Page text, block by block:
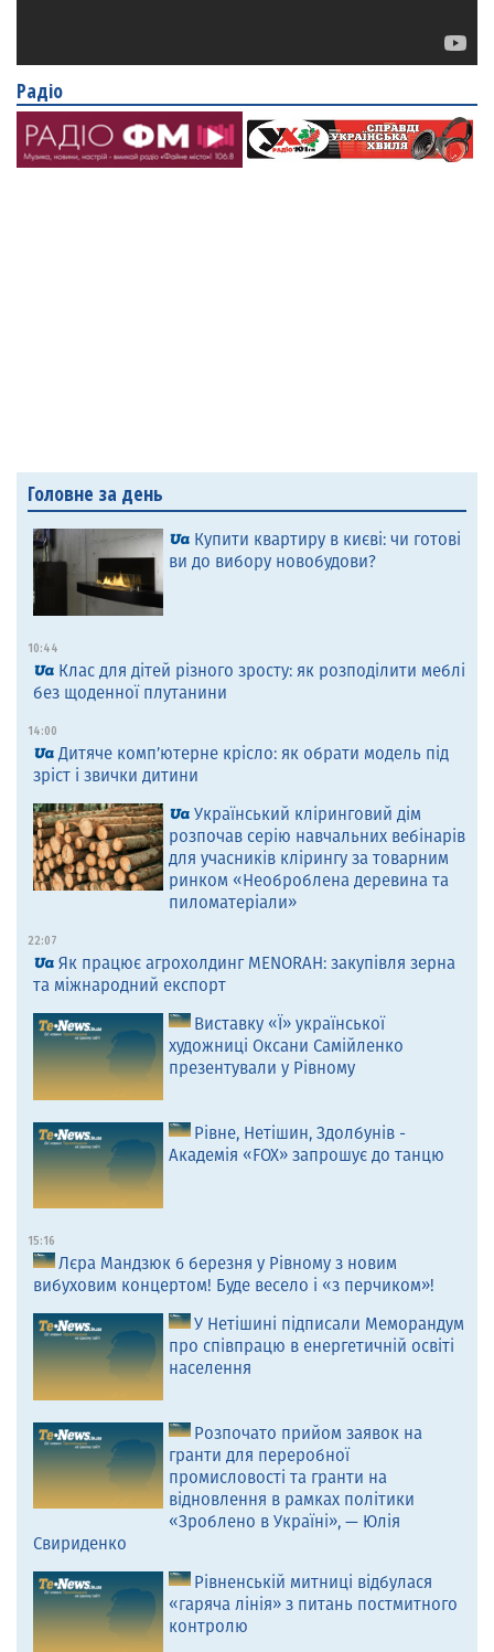
Радіо
Головне за день
Купити квартиру в києві: чи готові
ви до вибору новобудови?
10:44
Клас для дітей різного зросту: як розподілити меблі
без щоденної плутанини
14:00
Дитяче комп’ютерне крісло: як обрати модель під
зріст і звички дитини
Український кліринговий дім
розпочав серію навчальних вебінарів
для учасників клірингу за товарним
ринком «Необроблена деревина та
пиломатеріали»
22:07
Як працює агрохолдинг MENORAH: закупівля зерна
та міжнародний експорт
Виставку «Ї» української
художниці Оксани Самійленко
презентували у Рівному
Рівне, Нетішин, Здолбунів -
Академія «FOX» запрошує до танцю
15:16
Лєра Мандзюк 6 березня у Рівному з новим
вибуховим концертом! Буде весело і «з перчиком»!
У Нетішині підписали Меморандум
про співпрацю в енергетичній освіті
населення
Розпочато прийом заявок на
гранти для переробної
промисловості та гранти на
відновлення в рамках політики
«Зроблено в Україні», — Юлія
Свириденко
Рівненській митниці відбулася
«гаряча лінія» з питань постмитного
контролю